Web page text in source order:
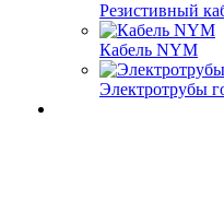
Резистивный
Кабель NYM
Электротрубы